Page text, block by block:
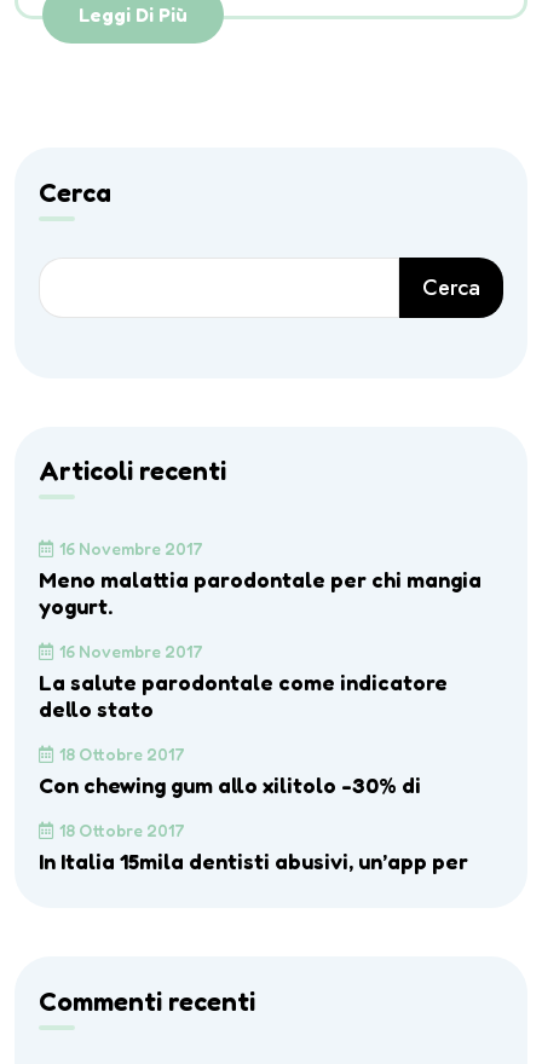
Leggi Di Più
Cerca
Cerca
Articoli recenti
16 Novembre 2017
Meno malattia parodontale per chi mangia
yogurt.
16 Novembre 2017
La salute parodontale come indicatore
dello stato
18 Ottobre 2017
Con chewing gum allo xilitolo -30% di
18 Ottobre 2017
In Italia 15mila dentisti abusivi, un’app per
Commenti recenti